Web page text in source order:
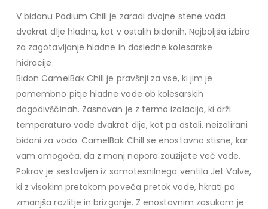
V bidonu Podium Chill je zaradi dvojne stene voda
dvakrat dlje hladna, kot v ostalih bidonih. Najboljša izbira
za zagotavljanje hladne in dosledne kolesarske
hidracije.
Bidon CamelBak Chill je pravšnji za vse, ki jim je
pomembno pitje hladne vode ob kolesarskih
dogodivščinah. Zasnovan je z termo izolacijo, ki drži
temperaturo vode dvakrat dlje, kot pa ostali, neizolirani
bidoni za vodo. CamelBak Chill se enostavno stisne, kar
vam omogoča, da z manj napora zaužijete več vode.
Pokrov je sestavljen iz samotesnilnega ventila Jet Valve,
ki z visokim pretokom poveča pretok vode, hkrati pa
zmanjša razlitje in brizganje. Z enostavnim zasukom je